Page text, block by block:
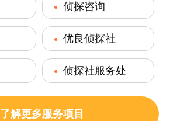
侦探咨询
优良侦探社
侦探社服务处
了解更多服务项目